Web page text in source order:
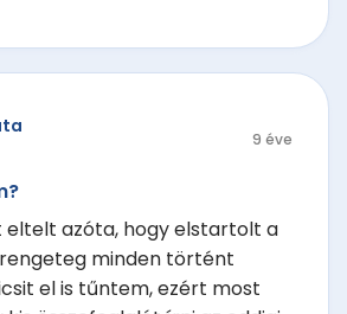
9 éve
eltelt azóta, hogy elstartolt a
minden történt
el is tűntem, ezért most